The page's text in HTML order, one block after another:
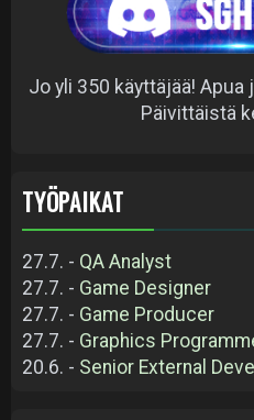
Jo yli 350 käyttäjää!
Päivittäistä
TYÖPAIKAT
27.7. - QA Analyst
27.7. - Game Designer
27.7. - Game Producer
27.7. - Graphics
20.6. - Senior External